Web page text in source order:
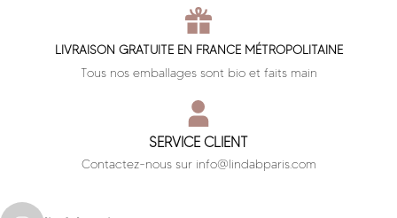
LIVRAISON GRATUITE EN FRANCE MÉTROPOLITAINE
Tous nos emballages sont bio et faits main
SERVICE CLIENT
Contactez-nous sur info@lindabparis.com